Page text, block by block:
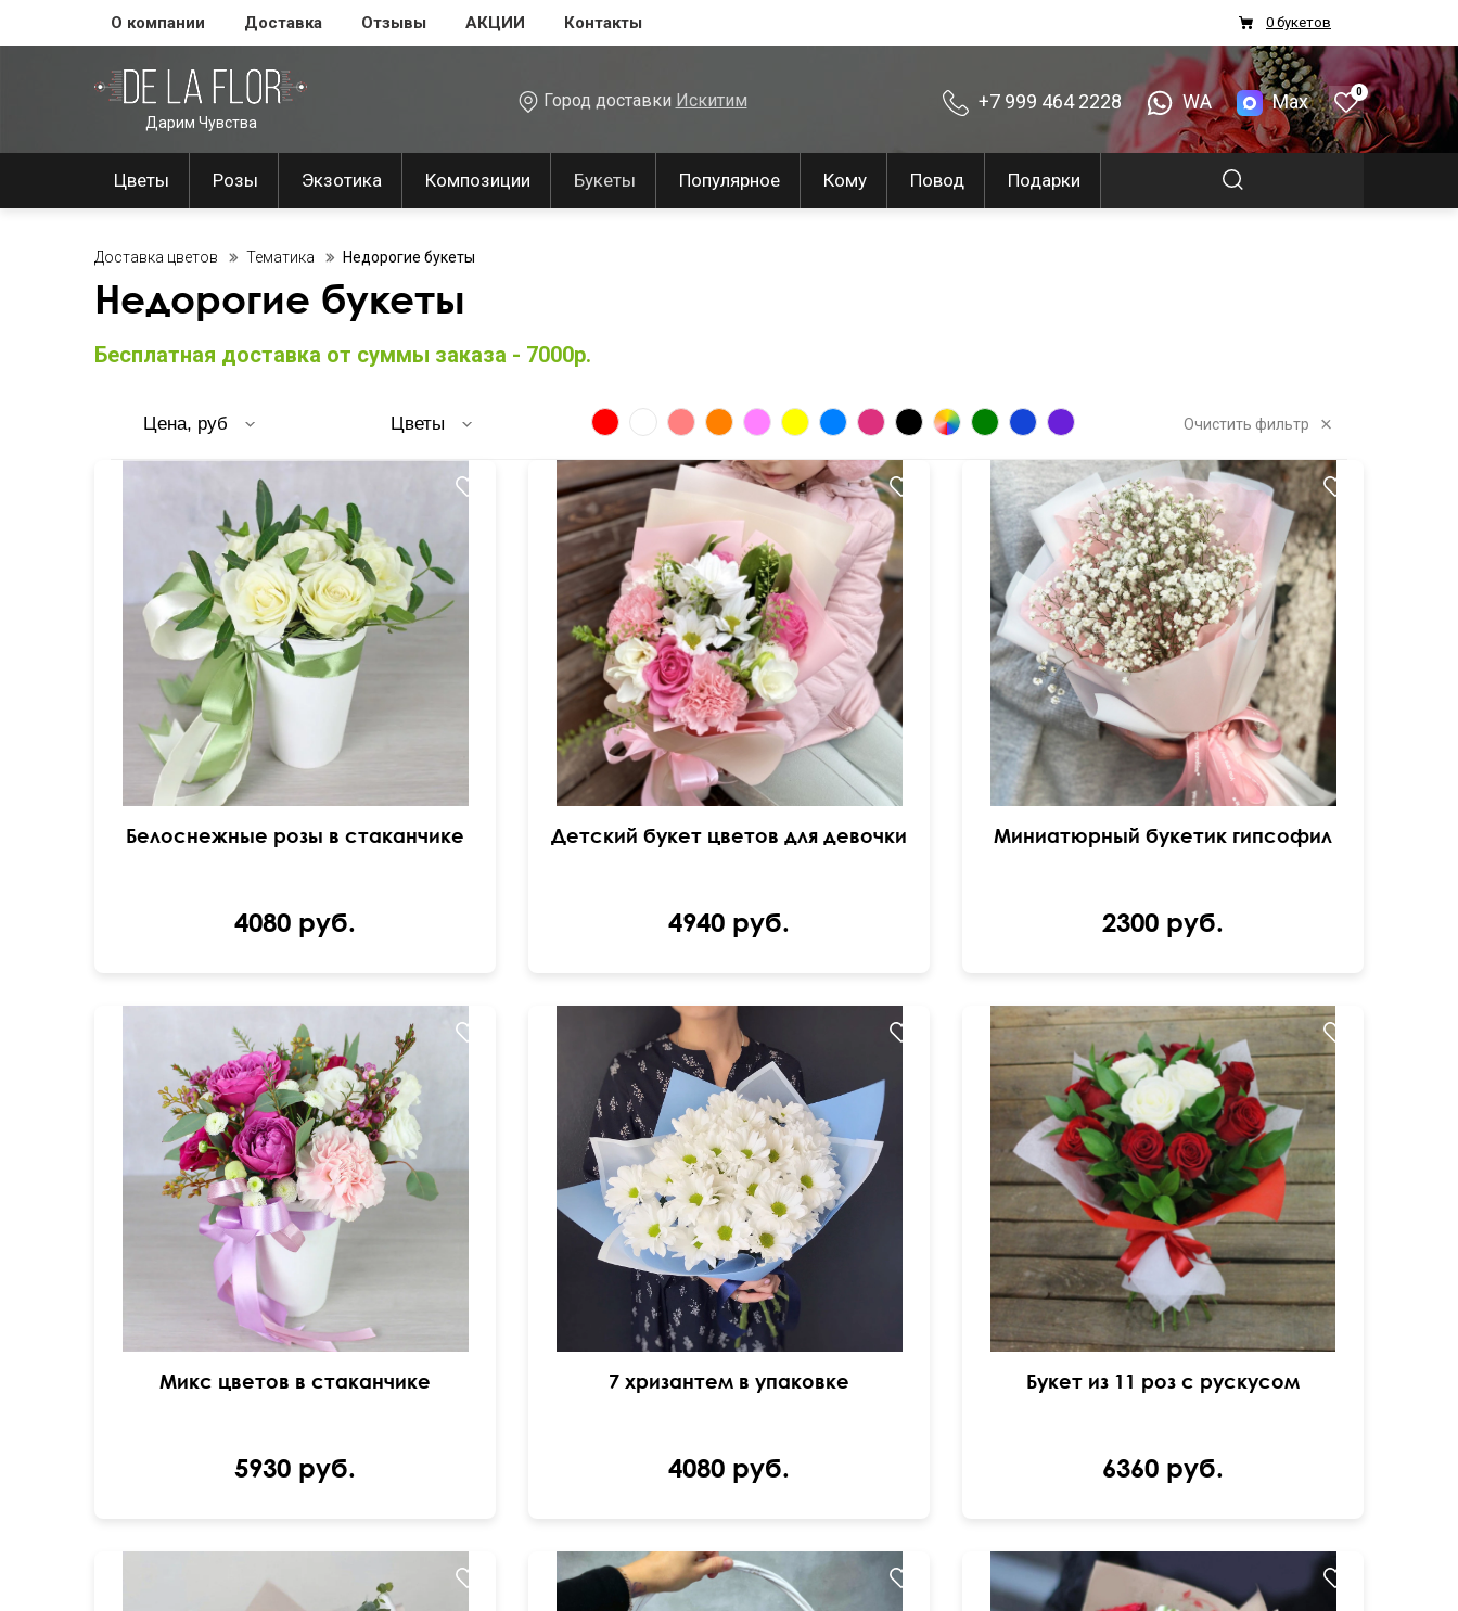
О компании Доставка Отзывы АКЦИИ Контакты 0 букетов
Дарим Чувства
Город доставки Искитим +7 999 464 2228 WA Max 0
Цветы Розы Экзотика Композиции Букеты Популярное Кому Повод Подарки
Доставка цветов Тематика Недорогие букеты
Недорогие букеты
Бесплатная доставка от суммы заказа - 7000р.
Цена, руб Цветы Очистить фильтр
Доставка от 120 минут
Белоснежные розы в стаканчике
4080 руб.
30 см 20 см
Детский букет цветов для девочки
4940 руб.
Миниатюрный букетик гипсофил
2300 руб.
Доставка за 2 часа
Микс цветов в стаканчике
5930 руб.
Голубая и прозрачная матовая пленка
50 см
30 см
7 хризантем в упаковке
4080 руб.
Двойной фетр
50 см
40 см
Букет из 11 роз с рускусом
6360 руб.